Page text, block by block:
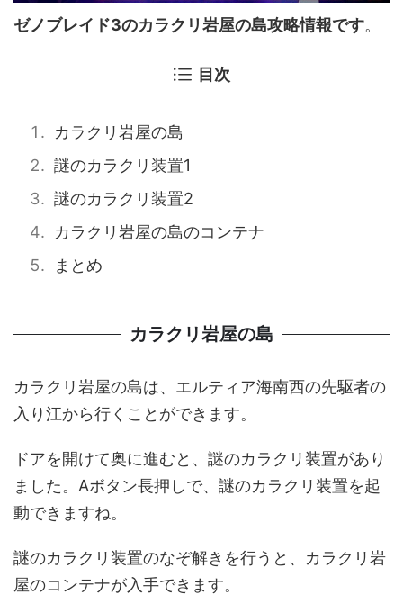
ゼノブレイド3のカラクリ岩屋の島攻略情報です。
目次
カラクリ岩屋の島
謎のカラクリ装置1
謎のカラクリ装置2
カラクリ岩屋の島のコンテナ
まとめ
カラクリ岩屋の島
カラクリ岩屋の島は、エルティア海南西の先駆者の
入り江から行くことができます。
ドアを開けて奥に進むと、謎のカラクリ装置があり
ました。Aボタン長押しで、謎のカラクリ装置を起
動できますね。
謎のカラクリ装置のなぞ解きを行うと、カラクリ岩
屋のコンテナが入手できます。